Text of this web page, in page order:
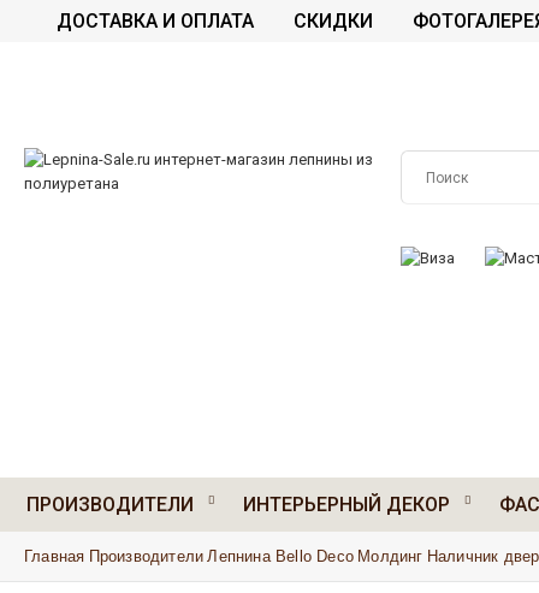
ДОСТАВКА И ОПЛАТА СКИДКИ
ПРОИЗВОДИТЕЛИ ИНТЕРЬЕРНЫЙ ДЕКОР
Главная Производители Лепнина Bello Deco Молдинг Наличник